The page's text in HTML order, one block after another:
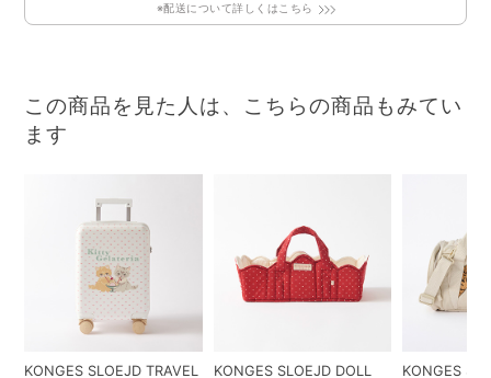
※配送について詳しくはこちら
この商品を見た人は、こちらの商品もみてい
ます
KONGES SLOEJD TRAVEL KONGES SLOEJD DOLL KONGES